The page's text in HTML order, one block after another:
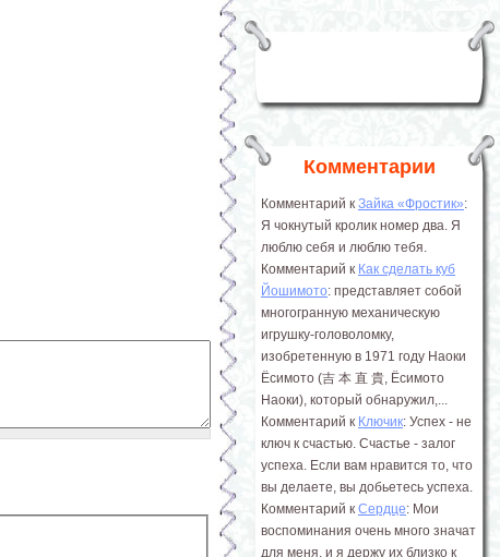
Комментарии
Комментарий к Зайка «Фростик»:
Я чокнутый кролик номер два. Я
люблю себя и люблю тебя.
Комментарий к Как сделать куб
Йошимото: представляет собой
многогранную механическую
игрушку-головоломку,
изобретенную в 1971 году Наоки
Ёсимото (吉 本 直 貴, Ёсимото
Наоки), который обнаружил,...
Комментарий к Ключик: Успех - не
ключ к счастью. Счастье - залог
успеха. Если вам нравится то, что
вы делаете, вы добьетесь успеха.
Комментарий к Сердце: Мои
воспоминания очень много значат
для меня, и я держу их близко к